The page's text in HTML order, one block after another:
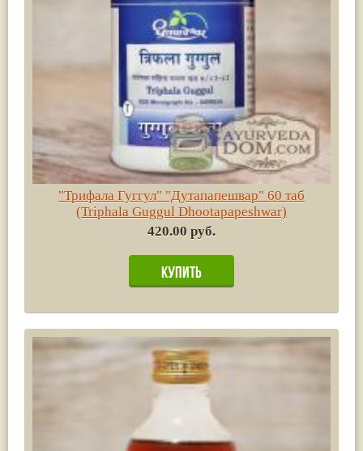
"Трифала Гуггул" "Дутапапешвар" 60 таб
(Triphala Guggul Dhootapapeshwar)
420.00 руб.